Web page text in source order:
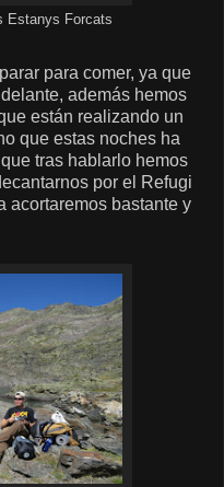
Estanys Forcats
para comer, ya que
además hemos
están realizando un
que estas noches ha
tras hablarlo hemos
por el Refugi
acortaremos bastante y